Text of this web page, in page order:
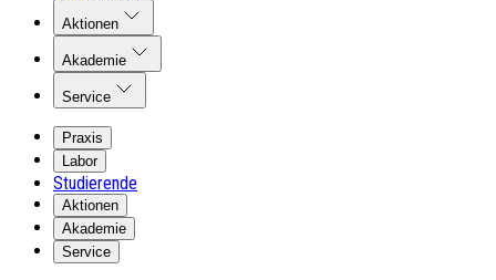
Aktionen
Akademie
Service
Praxis
Labor
Studierende
Aktionen
Akademie
Service